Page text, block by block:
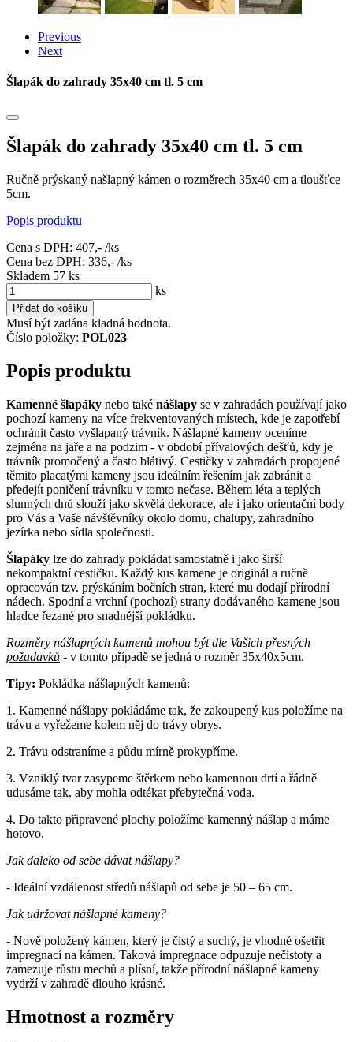
Previous
Next
Šlapák do zahrady 35x40 cm tl. 5 cm
Šlapák do zahrady 35x40 cm tl. 5 cm
Ručně prýskaný našlapný kámen o rozměrech 35x40 cm a tloušťce
5cm.
Popis produktu
Cena s DPH: 407,- /ks
Cena bez DPH: 336,- /ks
Skladem 57 ks
ks
Přidat do košíku
Musí být zadána kladná hodnota.
Číslo položky: POL023
Popis produktu
Kamenné šlapáky nebo také nášlapy se v zahradách používají jako
pochozí kameny na více frekventovaných místech, kde je zapotřebí
ochránit často vyšlapaný trávník. Nášlapné kameny oceníme
zejména na jaře a na podzim - v období přívalových dešťů, kdy je
trávník promočený a často blátivý. Cestičky v zahradách propojené
těmito placatými kameny jsou ideálním řešením jak zabránit a
předejít poničení trávníku v tomto nečase. Během léta a teplých
slunných dnů slouží jako skvělá dekorace, ale i jako orientační body
pro Vás a Vaše návštěvníky okolo domu, chalupy, zahradního
jezírka nebo sídla společnosti.
Šlapáky lze do zahrady pokládat samostatně i jako širší
nekompaktní cestičku. Každý kus kamene je originál a ručně
opracován tzv. prýskáním bočních stran, které mu dodají přírodní
nádech. Spodní a vrchní (pochozí) strany dodávaného kamene jsou
hladce řezané pro snadnější pokládku.
Rozměry nášlapných kamenů mohou být dle Vašich přesných
požadavků - v tomto případě se jedná o rozměr 35x40x5cm.
Tipy: Pokládka nášlapných kamenů:
1. Kamenné nášlapy pokládáme tak, že zakoupený kus položíme na
trávu a vyřežeme kolem něj do trávy obrys.
2. Trávu odstraníme a půdu mírně prokypříme.
3. Vzniklý tvar zasypeme štěrkem nebo kamennou drtí a řádně
udusáme tak, aby mohla odtékat přebytečná voda.
4. Do takto připravené plochy položíme kamenný nášlap a máme
hotovo.
Jak daleko od sebe dávat nášlapy?
- Ideální vzdálenost středů nášlapů od sebe je 50 – 65 cm.
Jak udržovat nášlapné kameny?
- Nově položený kámen, který je čistý a suchý, je vhodné ošetřit
impregnací na kámen. Taková impregnace odpuzuje nečistoty a
zamezuje růstu mechů a plísní, takže přírodní nášlapné kameny
vydrží v zahradě dlouho krásné.
Hmotnost a rozměry